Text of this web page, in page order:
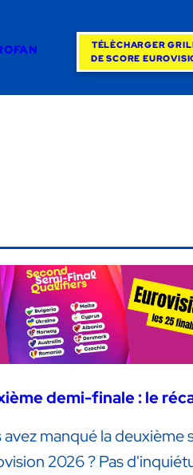
TÉLÈCHARGER
DE SCORE
demi-finale : le
avez manqué la deuxième
2026 ? Pas